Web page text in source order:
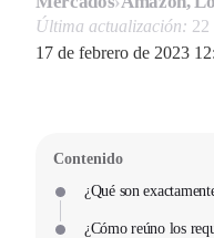
Última actualización: 22
17 de febrero de 2023
Contenido
¿Qué son
¿Cómo reúno los